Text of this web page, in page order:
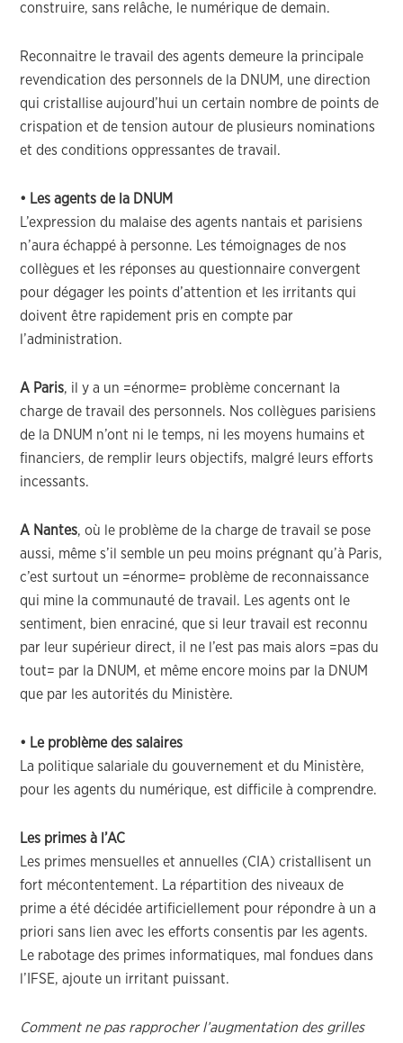
construire, sans relâche, le numérique de demain.
Reconnaitre le travail des agents demeure la principale
revendication des personnels de la DNUM, une direction
qui cristallise aujourd’hui un certain nombre de points de
crispation et de tension autour de plusieurs nominations
et des conditions oppressantes de travail.
• Les agents de la DNUM
L’expression du malaise des agents nantais et parisiens
n’aura échappé à personne. Les témoignages de nos
collègues et les réponses au questionnaire convergent
pour dégager les points d’attention et les irritants qui
doivent être rapidement pris en compte par
l’administration.
A Paris, il y a un =énorme= problème concernant la
charge de travail des personnels. Nos collègues parisiens
de la DNUM n’ont ni le temps, ni les moyens humains et
financiers, de remplir leurs objectifs, malgré leurs efforts
incessants.
A Nantes, où le problème de la charge de travail se pose
aussi, même s’il semble un peu moins prégnant qu’à Paris,
c’est surtout un =énorme= problème de reconnaissance
qui mine la communauté de travail. Les agents ont le
sentiment, bien enraciné, que si leur travail est reconnu
par leur supérieur direct, il ne l’est pas mais alors =pas du
tout= par la DNUM, et même encore moins par la DNUM
que par les autorités du Ministère.
• Le problème des salaires
La politique salariale du gouvernement et du Ministère,
pour les agents du numérique, est difficile à comprendre.
Les primes à l’AC
Les primes mensuelles et annuelles (CIA) cristallisent un
fort mécontentement. La répartition des niveaux de
prime a été décidée artificiellement pour répondre à un a
priori sans lien avec les efforts consentis par les agents.
Le rabotage des primes informatiques, mal fondues dans
l’IFSE, ajoute un irritant puissant.
Comment ne pas rapprocher l’augmentation des grilles